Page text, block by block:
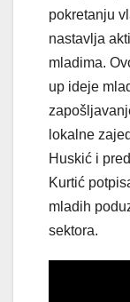
pokretanju
nastavlja
mladima.
up ideje
lokalne
Huskić i
Kurtić
mladih
sektora.